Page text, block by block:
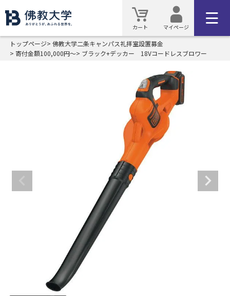
カート マイページ
トップページ
佛教大学二条キャンパス礼拝室設置募金
寄付金額100,000円～
ブラック+デッカー 18Vコードレスブロワー